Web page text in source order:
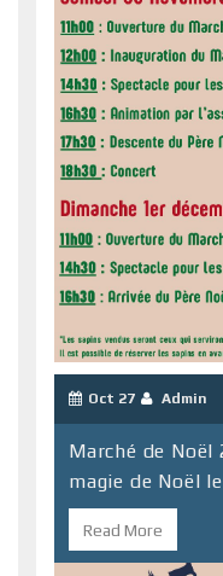
Oct 27 Admin
Marché de
magie de Noël
Read More